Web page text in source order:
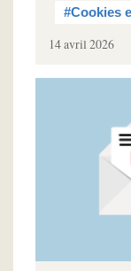
#Cookies
14 avril 2026